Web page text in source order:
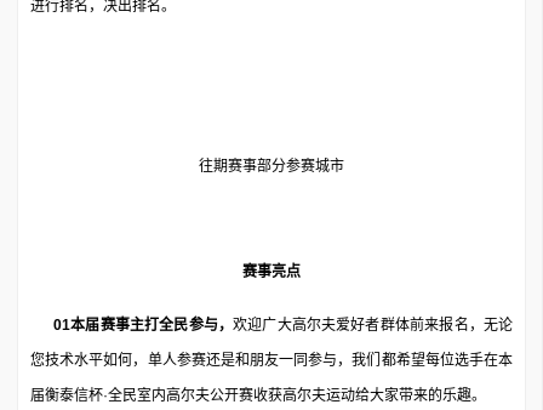
进行排名，决出排名。
往期赛事部分参赛城市
赛事亮点
01本届赛事主打全民参与， 欢迎广大高尔夫爱好者群体前来报名，无论
您技术水平如何，单人参赛还是和朋友一同参与，我们都希望每位选手在本
届衡泰信杯·全民室内高尔夫公开赛收获高尔夫运动给大家带来的乐趣。